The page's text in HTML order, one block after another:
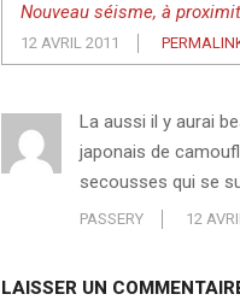
Nouveau séisme, à
12 AVRIL 2011
La aussi il y aurai
japonais de
secousses qui se
PASSERY 12
LAISSER UN